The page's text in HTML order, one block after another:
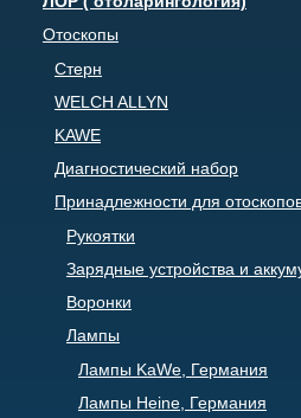
Отоскопы
Стерн
WELCH ALLYN
KAWE
Диагностический набор
Принадлежности для
Рукоятки
Зарядные устройства и
Воронки
Лампы
Лампы KaWe, Германия
Лампы Heine, Германия